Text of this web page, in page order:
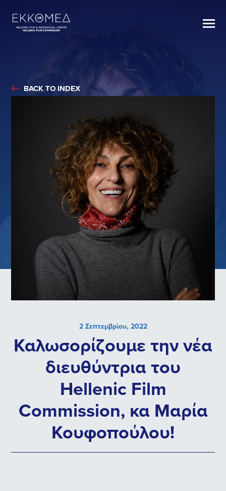
BACK TO INDEX
2 Σεπτεμβρίου, 2022
Καλωσορίζουμε την νέα
διευθύντρια του
Hellenic Film
Commission, κα Μαρία
Κουφοπούλου!